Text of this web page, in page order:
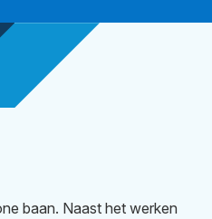
baan. Naast het werken